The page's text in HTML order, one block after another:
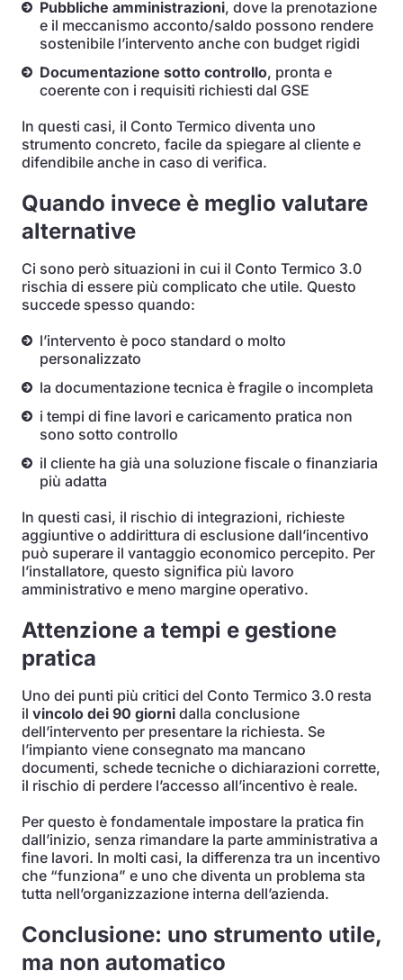
Pubbliche amministrazioni, dove la prenotazione
e il meccanismo acconto/saldo possono rendere
sostenibile l’intervento anche con budget rigidi
Documentazione sotto controllo, pronta e
coerente con i requisiti richiesti dal GSE
In questi casi, il Conto Termico diventa uno
strumento concreto, facile da spiegare al cliente e
difendibile anche in caso di verifica.
Quando invece è meglio valutare
alternative
Ci sono però situazioni in cui il Conto Termico 3.0
rischia di essere più complicato che utile. Questo
succede spesso quando:
l’intervento è poco standard o molto
personalizzato
la documentazione tecnica è fragile o incompleta
i tempi di fine lavori e caricamento pratica non
sono sotto controllo
il cliente ha già una soluzione fiscale o finanziaria
più adatta
In questi casi, il rischio di integrazioni, richieste
aggiuntive o addirittura di esclusione dall’incentivo
può superare il vantaggio economico percepito. Per
l’installatore, questo significa più lavoro
amministrativo e meno margine operativo.
Attenzione a tempi e gestione
pratica
Uno dei punti più critici del Conto Termico 3.0 resta
il vincolo dei 90 giorni dalla conclusione
dell’intervento per presentare la richiesta. Se
l’impianto viene consegnato ma mancano
documenti, schede tecniche o dichiarazioni corrette,
il rischio di perdere l’accesso all’incentivo è reale.
Per questo è fondamentale impostare la pratica fin
dall’inizio, senza rimandare la parte amministrativa a
fine lavori. In molti casi, la differenza tra un incentivo
che “funziona” e uno che diventa un problema sta
tutta nell’organizzazione interna dell’azienda.
Conclusione: uno strumento utile,
ma non automatico